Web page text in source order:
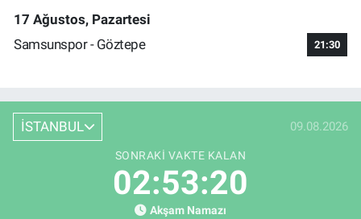
17 Ağustos, Pazartesi
Samsunspor - Göztepe
21:30
İSTANBUL 09.08.2026
SONRAKI VAKTE KALAN
02:53:20
Akşam Namazı